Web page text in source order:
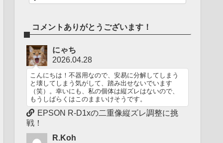
コメントありがとうございます！
にゃち
2026.04.28
こんにちは！不器用なので、安易に分解してしまう
と壊してしまう気がして、踏み出せないでいます
（笑）。幸いにも、私の個体は縦ズレはないので、
もうしばらくはこのままいけそうです。
EPSON R-D1xの二重像縦ズレ調整に挑
戦！
R.Koh